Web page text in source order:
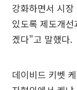
강화하면서 시
있도록 제도개
겠다"고 말했다.
데이비드 키벳